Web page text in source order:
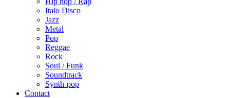
Italo Disco
Jazz
Metal
Pop
Reggae
Rock
Soul / Funk
Soundtrack
Synth-pop
Contact